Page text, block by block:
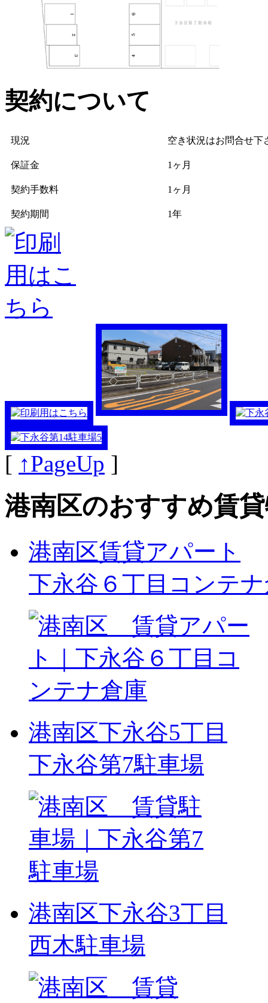
契約について
現況 空き状況はお問合せ下
保証金 1ヶ月
契約手数料 1ヶ月
契約期間 1年
[ ↑PageUp ]
港南区のおすすめ賃
港南区賃貸アパート
下永谷６丁目コンテ
港南区下永谷5丁目
下永谷第7駐車場
港南区下永谷3丁目
西木駐車場